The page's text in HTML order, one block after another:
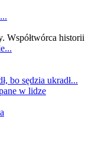
Współtwórca historii
bo sędzia ukradł...
w lidze